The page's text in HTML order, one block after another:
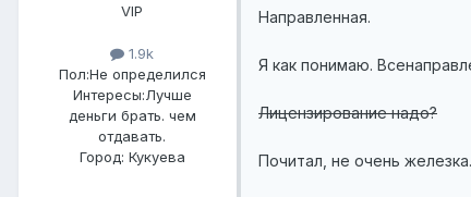
VIP
1.9k
Пол:Не определился
Интересы:Лучше
деньги брать. чем
отдавать.
Город: Кукуева
Направленная.
Я как понимаю.
Лицензирование надо?
Почитал, не очень